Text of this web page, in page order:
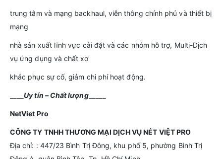
trung tâm và mạng backhaul, viễn thông chính phủ và thiết bị
mạng
nhà sản xuất lĩnh vực cài đặt và các nhóm hỗ trợ, Multi-Dịch
vụ ứng dụng và chất xơ
khắc phục sự cố, giảm chi phí hoạt động.
____Uy tín – Chất lượng_____
NetViet Pro
CÔNG TY TNHH THƯƠNG MẠI DỊCH VỤ NÉT VIỆT PRO
Địa chỉ: : 447/23 Bình Trị Đông, khu phố 5, phường Bình Trị